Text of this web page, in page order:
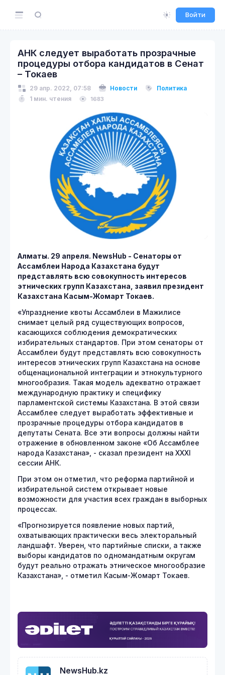
Войти
АНК следует выработать прозрачные
процедуры отбора кандидатов в Сенат
– Токаев
29 апр. 2022, 07:58 Новости
Политика
1 мин. чтения
1683
Алматы. 29 апреля. NewsHub - Сенаторы от
Ассамблеи Народа Казахстана будут
представлять всю совокупность интересов
этнических групп Казахстана, заявил президент
Казахстана Касым-Жомарт Токаев.
«Упразднение квоты Ассамблеи в Мажилисе
снимает целый ряд существующих вопросов,
касающихся соблюдения демократических
избирательных стандартов. При этом сенаторы от
Ассамблеи будут представлять всю совокупность
интересов этнических групп Казахстана на основе
общенациональной интеграции и этнокультурного
многообразия. Такая модель адекватно отражает
международную практику и специфику
парламентской системы Казахстана. В этой связи
Ассамблее следует выработать эффективные и
прозрачные процедуры отбора кандидатов в
депутаты Сената. Все эти вопросы должны найти
отражение в обновленном законе «Об Ассамблее
народа Казахстана», - сказал президент на XXXI
сессии АНК.
При этом он отметил, что реформа партийной и
избирательной систем открывает новые
возможности для участия всех граждан в выборных
процессах.
«Прогнозируется появление новых партий,
охватывающих практически весь электоральный
ландшафт. Уверен, что партийные списки, а также
выборы кандидатов по одномандатным округам
будут реально отражать этническое многообразие
Казахстана», - отметил Касым-Жомарт Токаев.
NewsHub.kz